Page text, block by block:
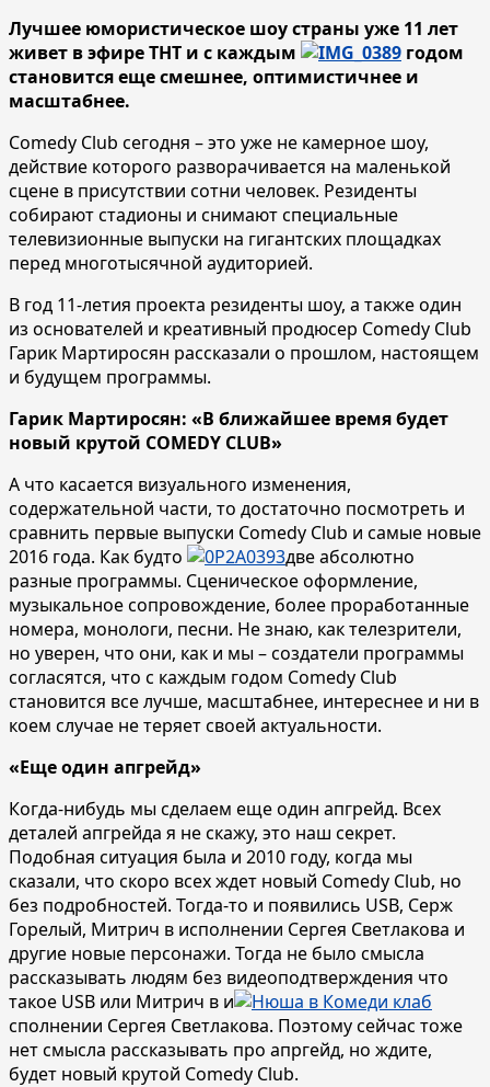
Лучшее юмористическое шоу страны уже 11 лет
живет в эфире ТНТ и с каждым
годом
становится еще смешнее, оптимистичнее и
масштабнее.
Comedy Club сегодня – это уже не камерное шоу,
действие которого разворачивается на маленькой
сцене в присутствии сотни человек. Резиденты
собирают стадионы и снимают специальные
телевизионные выпуски на гигантских площадках
перед многотысячной аудиторией.
В год 11-летия проекта резиденты шоу, а также один
из основателей и креативный продюсер Comedy Club
Гарик Мартиросян рассказали о прошлом, настоящем
и будущем программы.
Гарик Мартиросян: «В ближайшее время будет
новый крутой COMEDY CLUB»
А что касается визуального изменения,
содержательной части, то достаточно посмотреть и
сравнить первые выпуски Comedy Club и самые новые
2016 года. Как будто
две абсолютно
разные программы. Сценическое оформление,
музыкальное сопровождение, более проработанные
номера, монологи, песни. Не знаю, как телезрители,
но уверен, что они, как и мы – создатели программы
согласятся, что с каждым годом Comedy Club
становится все лучше, масштабнее, интереснее и ни в
коем случае не теряет своей актуальности.
«Еще один апгрейд»
Когда-нибудь мы сделаем еще один апгрейд. Всех
деталей апгрейда я не скажу, это наш секрет.
Подобная ситуация была и 2010 году, когда мы
сказали, что скоро всех ждет новый Comedy Club, но
без подробностей. Тогда-то и появились USB, Серж
Горелый, Митрич в исполнении Сергея Светлакова и
другие новые персонажи. Тогда не было смысла
рассказывать людям без видеоподтверждения что
такое USB или Митрич в и
сполнении Сергея Светлакова. Поэтому сейчас тоже
нет смысла рассказывать про апргейд, но ждите,
будет новый крутой Comedy Club.